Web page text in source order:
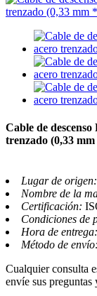
Cable de
trenzado (0,33
Lugar de origen:
Nombre de la
Certificación:
Condiciones de
Hora de entrega:
Método de envío:
Cualquier consulta
envíe sus preguntas